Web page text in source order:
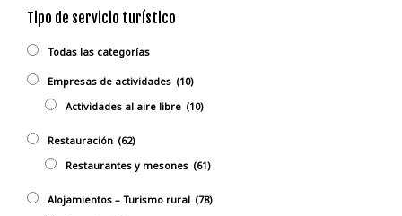
Tipo de servicio turístico
Todas las categorías
Empresas de actividades (10)
Actividades al aire libre (10)
Restauración (62)
Restaurantes y mesones (61)
Alojamientos – Turismo rural (78)